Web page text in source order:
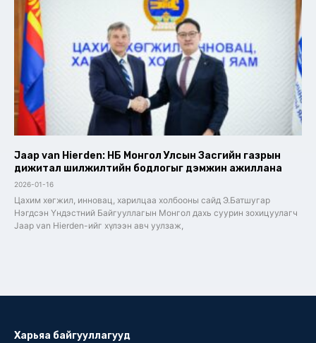
Jaap van Hierden: НҮБ Монгол Улсын Засгийн газрын
дижитал шилжилтийн бодлогыг дэмжин ажиллана
2026-01-16
Цахим хөгжил, инновац, харилцаа холбооны сайд Э.Батшугар
Нэгдсэн Үндэстний Байгууллагын Монгол дахь суурин зохицуулагч
Jaap van Hierden-ийг хүлээн авч уулзаж,
Харьяа байгууллагууд